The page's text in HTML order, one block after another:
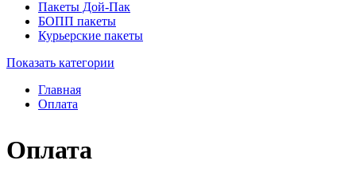
Пакеты Дой-Пак
БОПП пакеты
Курьерские пакеты
Показать категории
Главная
Оплата
Оплата